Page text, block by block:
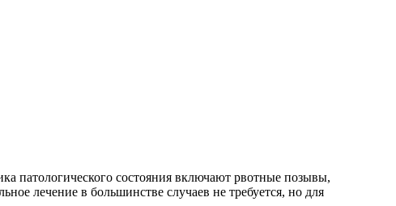
патологического состояния включают рвотные позывы,
лечение в большинстве случаев не требуется, но для